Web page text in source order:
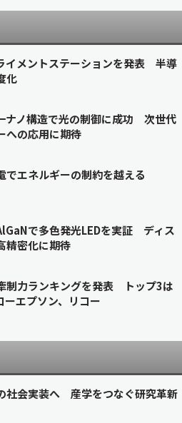
イメントステーションを発表 半導
化
ナノ構造で光の制御に成功 次世代
への応用に期待
でエネルギーの制約を越える
で多色発光LEDを実証 ディス
精密化に期待
制力ランキングを発表 トップ3は
ーエプソン、リコー
社会実装へ 産学をつなぐ研究革新